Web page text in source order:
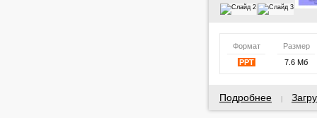
Формат
Размер
PPT
7.6 Мб
Подробнее